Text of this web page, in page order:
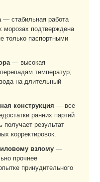
— стабильная работа
морозах подтверждена
только паспортными
— высокая
температур;
на длительный
конструкция — все
ранних партий
получает результат
корректировок.
взлому —
прочнее
принудительного